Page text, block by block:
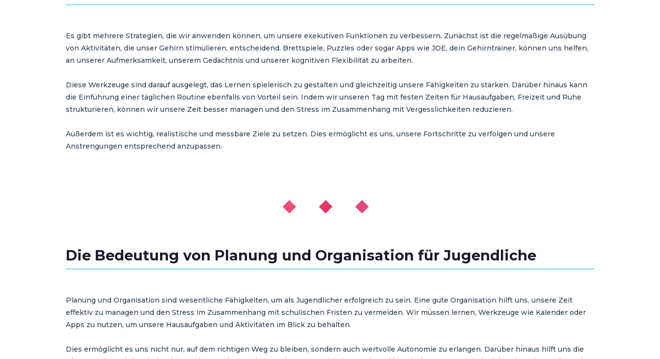
Es gibt mehrere Strategien, die wir anwenden können, um unsere exekutiven Funktionen zu verbessern. Zunächst ist die regelmäßige Ausübung
von Aktivitäten, die unser Gehirn stimulieren, entscheidend. Brettspiele, Puzzles oder sogar Apps wie JOE, dein Gehirntrainer, können uns helfen,
an unserer Aufmerksamkeit, unserem Gedächtnis und unserer kognitiven Flexibilität zu arbeiten.
Diese Werkzeuge sind darauf ausgelegt, das Lernen spielerisch zu gestalten und gleichzeitig unsere Fähigkeiten zu stärken. Darüber hinaus kann
die Einführung einer täglichen Routine ebenfalls von Vorteil sein. Indem wir unseren Tag mit festen Zeiten für Hausaufgaben, Freizeit und Ruhe
strukturieren, können wir unsere Zeit besser managen und den Stress im Zusammenhang mit Vergesslichkeiten reduzieren.
Außerdem ist es wichtig, realistische und messbare Ziele zu setzen. Dies ermöglicht es uns, unsere Fortschritte zu verfolgen und unsere
Anstrengungen entsprechend anzupassen.
◆ ◆ ◆
Die Bedeutung von Planung und Organisation für Jugendliche
Planung und Organisation sind wesentliche Fähigkeiten, um als Jugendlicher erfolgreich zu sein. Eine gute Organisation hilft uns, unsere Zeit
effektiv zu managen und den Stress im Zusammenhang mit schulischen Fristen zu vermeiden. Wir müssen lernen, Werkzeuge wie Kalender oder
Apps zu nutzen, um unsere Hausaufgaben und Aktivitäten im Blick zu behalten.
Dies ermöglicht es uns nicht nur, auf dem richtigen Weg zu bleiben, sondern auch wertvolle Autonomie zu erlangen. Darüber hinaus hilft uns die